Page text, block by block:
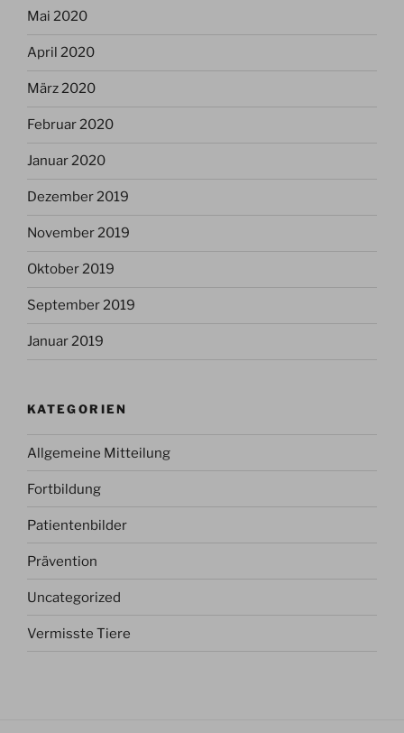
Mai 2020
April 2020
März 2020
Februar 2020
Januar 2020
Dezember 2019
November 2019
Oktober 2019
September 2019
Januar 2019
KATEGORIEN
Allgemeine Mitteilung
Fortbildung
Patientenbilder
Prävention
Uncategorized
Vermisste Tiere